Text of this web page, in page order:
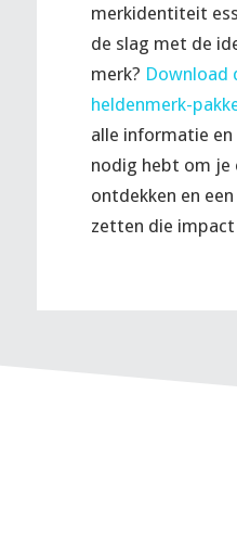
merkidentiteit
de slag met de
merk? Download
heldenmerk-
alle informatie
nodig hebt om
ontdekken en
zetten die